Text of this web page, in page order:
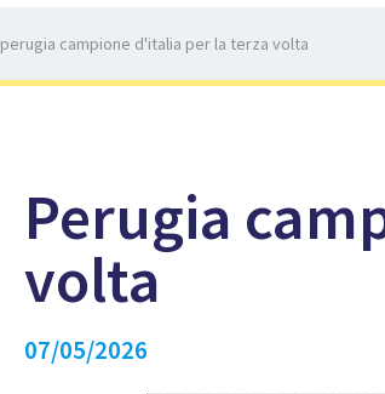
perugia campione d'italia per la terza volta
Perugia
volta
07/05/2026